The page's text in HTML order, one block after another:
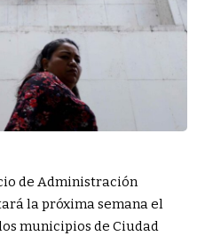
de Administración
la próxima semana el
municipios de Ciudad